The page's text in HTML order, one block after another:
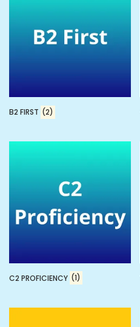
B2 FIRST (2)
C2 PROFICIENCY (1)